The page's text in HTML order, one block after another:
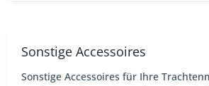
Sonstige Accessoires
Sonstige Accessoires für Ihre